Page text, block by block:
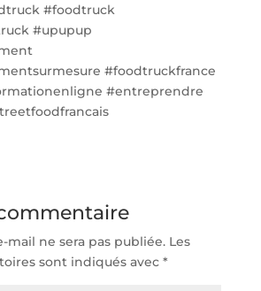
#foodtruck
#upupup
#foodtruckfrance
#entreprendre
mail ne sera pas publiée. Les
sont indiqués avec *